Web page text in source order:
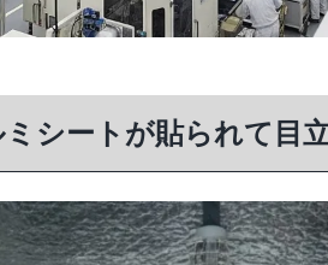
シートが貼られて目